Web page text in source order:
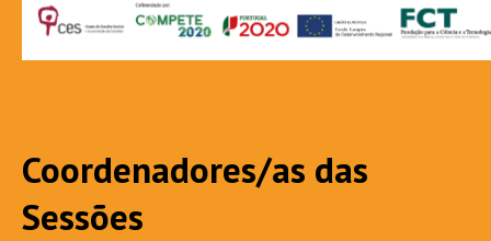
Coordenadores/as das
Sessões